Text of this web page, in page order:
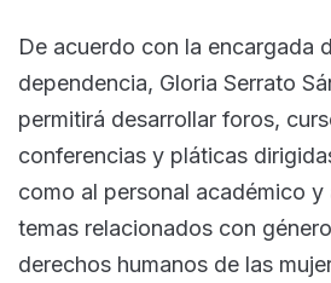
De acuerdo con la encargada
dependencia, Gloria Serrato
permitirá desarrollar foros,
conferencias y pláticas
como al personal académico
temas relacionados con
derechos humanos de las